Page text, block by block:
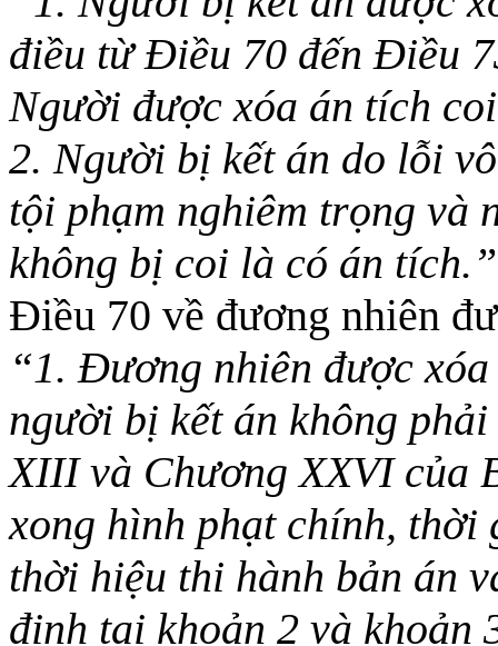
điều từ Điều 70 đến Điều
Người được xóa án tích
2. Người bị kết án do lỗi
tội phạm nghiêm trọng và
không bị coi là có án tích.”
Điều 70 về đương nhiên
“1. Đương nhiên được
người bị kết án không
XIII và Chương XXVI của
xong hình phạt chính, thời
thời hiệu thi hành bản án
định tại khoản 2 và khoản